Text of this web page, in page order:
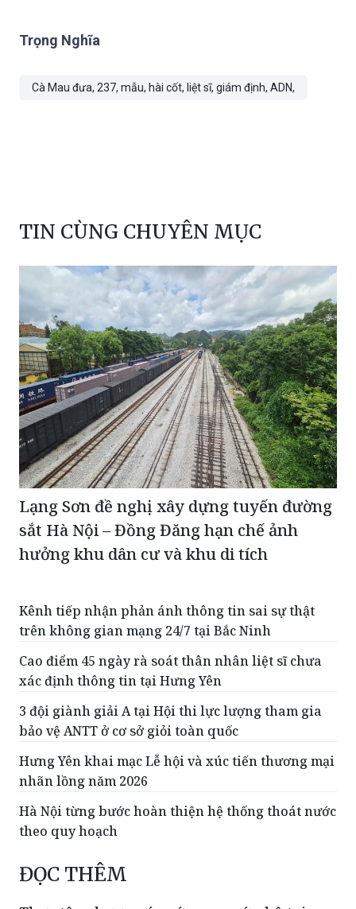
Trọng Nghĩa
Cà Mau đưa, 237, mẫu, hài cốt, liệt sĩ, giám định, ADN,
TIN CÙNG CHUYÊN MỤC
Lạng Sơn đề nghị xây dựng tuyến đường
sắt Hà Nội – Đồng Đăng hạn chế ảnh
hưởng khu dân cư và khu di tích
Kênh tiếp nhận phản ánh thông tin sai sự thật
trên không gian mạng 24/7 tại Bắc Ninh
Cao điểm 45 ngày rà soát thân nhân liệt sĩ chưa
xác định thông tin tại Hưng Yên
3 đội giành giải A tại Hội thi lực lượng tham gia
bảo vệ ANTT ở cơ sở giỏi toàn quốc
Hưng Yên khai mạc Lễ hội và xúc tiến thương mại
nhãn lồng năm 2026
Hà Nội từng bước hoàn thiện hệ thống thoát nước
theo quy hoạch
ĐỌC THÊM